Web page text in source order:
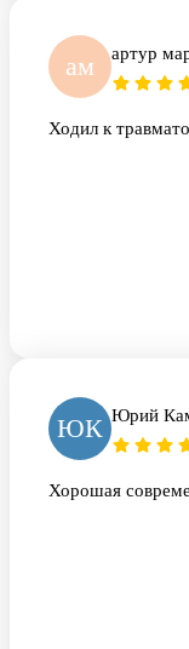
ам артур
Ходил к
ЮК Юрий
Хорошая